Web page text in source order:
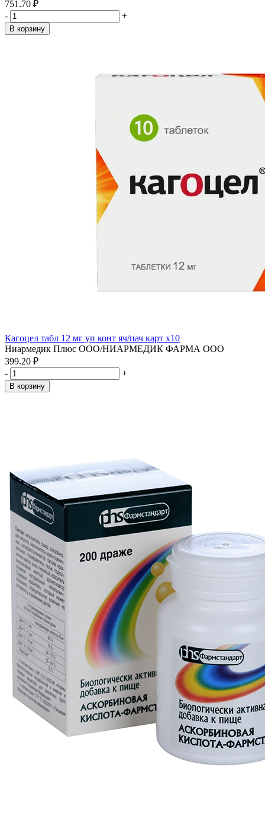
751.70 ₽
-
+
В корзину
Кагоцел табл 12 мг уп конт яч/пач карт x10
Ниармедик Плюс ООО/НИАРМЕДИК ФАРМА ООО
399.20 ₽
-
+
В корзину